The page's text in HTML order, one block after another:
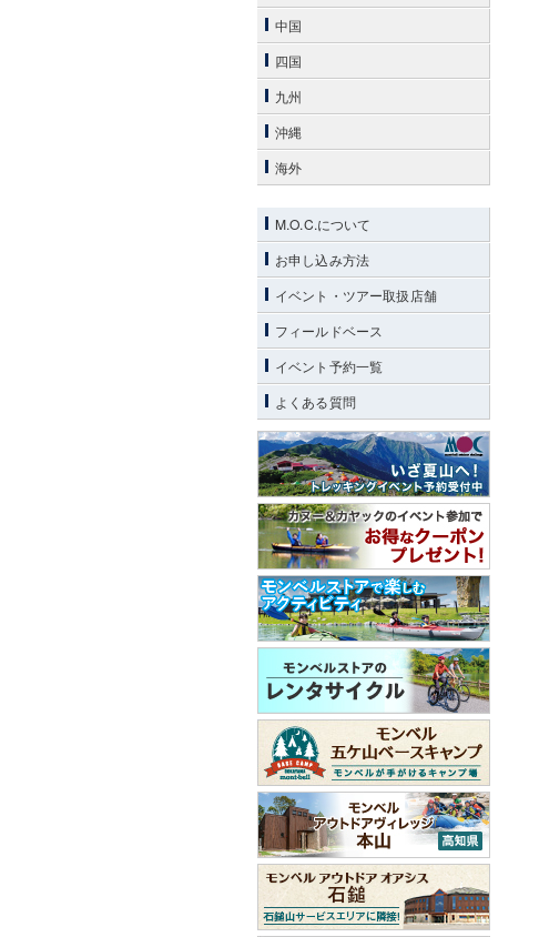
中国
四国
九州
沖縄
海外
M.O.C.について
お申し込み方法
イベント・ツアー取扱店舗
フィールドベース
イベント予約一覧
よくある質問